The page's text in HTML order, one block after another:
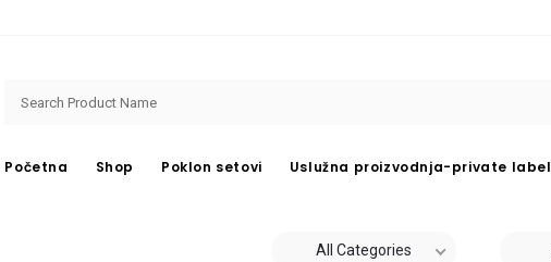
Početna Shop Poklon setovi Uslužna proizvodnja-private label
All Categories